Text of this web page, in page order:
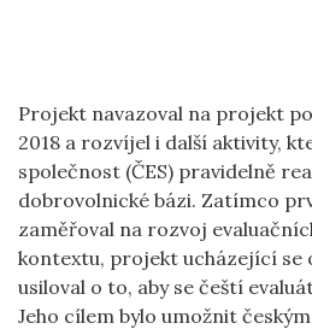
Projekt navazoval na projekt
2018 a rozvíjel i další aktivity,
společnost (ČES) pravidelně
dobrovolnické bázi. Zatímco
zaměřoval na rozvoj
kontextu, projekt ucházející se
usiloval o to, aby se čeští
Jeho cílem bylo umožnit